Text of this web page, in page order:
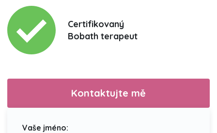
Certifikovaný
Bobath terapeut
Kontaktujte mě
Vaše jméno: